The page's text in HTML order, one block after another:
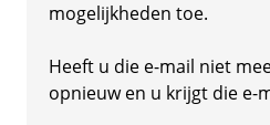
mogelijkheden toe.
Heeft u die e-mail niet
opnieuw en u krijgt die e-